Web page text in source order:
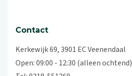
Contact
Kerkewijk 69, 3901 EC Veenendaal
Open: 09:00 - 12:30 (alleen ochtend)